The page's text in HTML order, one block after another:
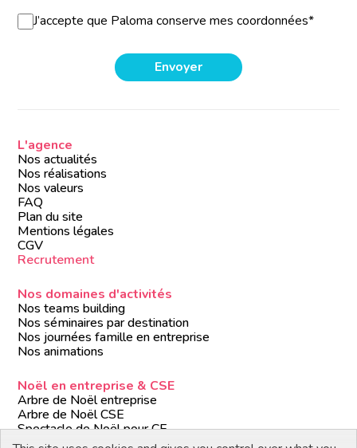
J’accepte que Paloma conserve mes coordonnées*
L'agence
Nos actualités
Nos réalisations
Nos valeurs
FAQ
Plan du site
Mentions légales
CGV
Recrutement
Nos domaines d'activités
Nos teams building
Nos séminaires par destination
Nos journées famille en entreprise
Nos animations
Noël en entreprise & CSE
Arbre de Noël entreprise
Arbre de Noël CSE
Spectacle de Noël pour CE
Animations de Noël entreprise